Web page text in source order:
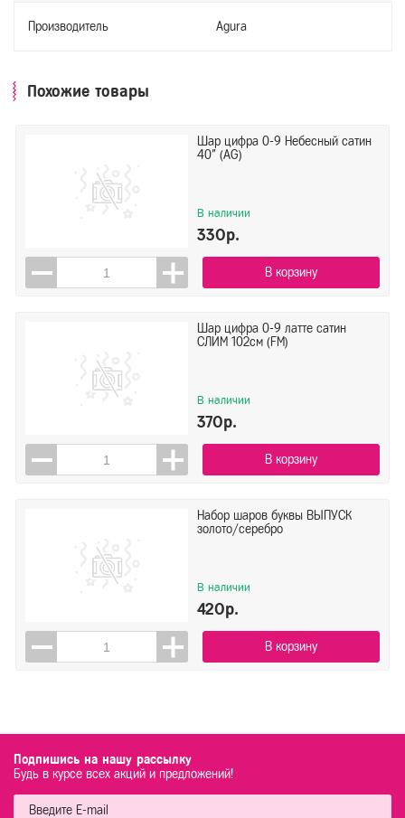
Производитель Agura
Похожие товары
Шар цифра 0-9 Небесный сатин
40" (AG)
В наличии
330р.
В корзину
Шар цифра 0-9 латте сатин
СЛИМ 102см (FM)
В наличии
370р.
В корзину
Набор шаров буквы ВЫПУСК
золото/серебро
В наличии
420р.
В корзину
Подпишись на нашу рассылку
Будь в курсе всех акций и предложений!